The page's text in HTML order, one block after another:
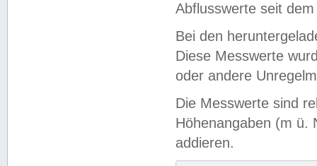
Abflusswerte seit
Bei den
Diese Messwerte
oder andere
Die Messwerte sind
Höhenangaben (m ü.
addieren.